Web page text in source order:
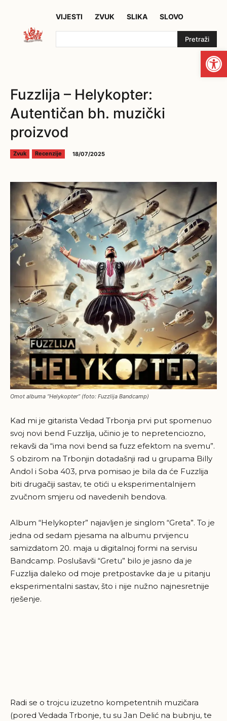
VIJESTI ZVUK SLIKA SLOVO
Pretraži
Fuzzlija – Helykopter:
Autentičan bh. muzički
proizvod
Zvuk Recenzije 18/07/2025
Omot albuma “Helykopter” (foto: Fuzzlija Bandcamp)
Kad mi je gitarista Vedad Trbonja prvi put spomenuo
svoj novi bend Fuzzlija, učinio je to nepretenciozno,
rekavši da “ima novi bend sa fuzz efektom na svemu”.
S obzirom na Trbonjin dotadašnji rad u grupama Billy
Andol i Soba 403, prva pomisao je bila da će Fuzzlija
biti drugačiji sastav, te otići u eksperimentalnijem
zvučnom smjeru od navedenih bendova.
Album “Helykopter” najavljen je singlom “Greta”. To je
jedna od sedam pjesama na albumu prvijencu
samizdatom 20. maja u digitalnoj formi na servisu
Bandcamp. Poslušavši “Gretu” bilo je jasno da je
Fuzzlija daleko od moje pretpostavke da je u pitanju
eksperimentalni sastav, što i nije nužno najnesretnije
rješenje.
Radi se o trojcu izuzetno kompetentnih muzičara
(pored Vedada Trbonje, tu su Jan Delić na bubnju, te